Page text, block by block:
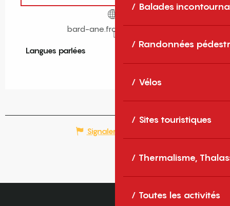
Balades
Randonnées
Vélos
Sites touristiques
Thermalisme,
Toutes les activités
bard-ane.framer.website
Langues parlées
Langues parlées
Signaler une erreur